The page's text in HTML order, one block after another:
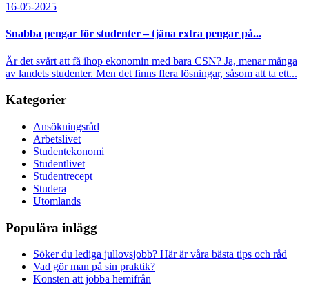
16-05-2025
Snabba pengar för studenter – tjäna extra pengar på...
Är det svårt att få ihop ekonomin med bara CSN? Ja, menar många
av landets studenter. Men det finns flera lösningar, såsom att ta ett...
Kategorier
Ansökningsråd
Arbetslivet
Studentekonomi
Studentlivet
Studentrecept
Studera
Utomlands
Populära inlägg
Söker du lediga jullovsjobb? Här är våra bästa tips och råd
Vad gör man på sin praktik?
Konsten att jobba hemifrån